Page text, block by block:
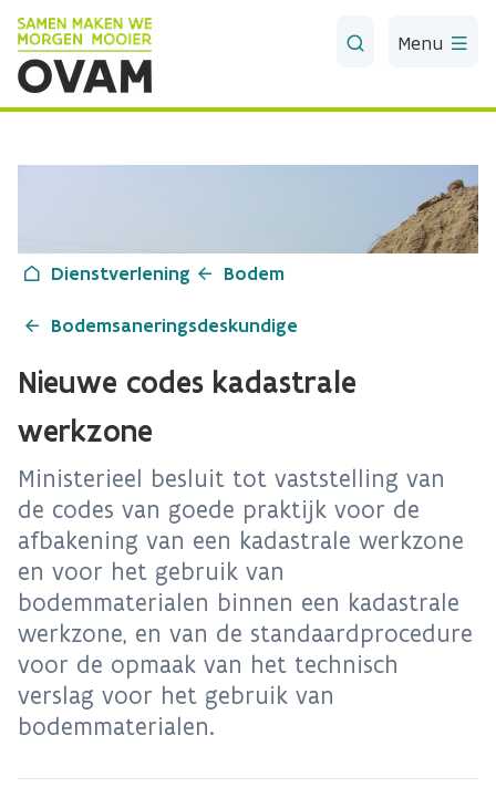
Skip to Main Content
Menu
Dienstverlening Bodem
Bodemsaneringsdeskundige
Nieuwe codes kadastrale
werkzone
Ministerieel besluit tot vaststelling van
de codes van goede praktijk voor de
afbakening van een kadastrale werkzone
en voor het gebruik van
bodemmaterialen binnen een kadastrale
werkzone, en van de standaardprocedure
voor de opmaak van het technisch
verslag voor het gebruik van
bodemmaterialen.